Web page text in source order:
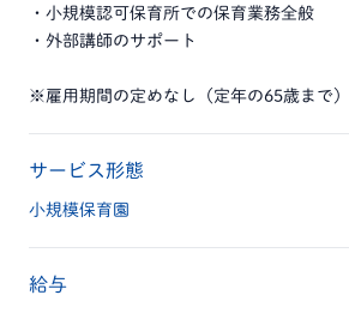
・小規模認可保育所での保育業務全般
・外部講師のサポート
※雇用期間の定めなし（定年の65歳まで）
サービス形態
小規模保育園
給与